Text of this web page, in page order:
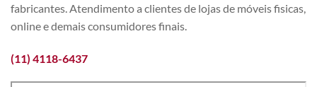
fabricantes. Atendimento a clientes de lojas de móveis fisicas,
online e demais consumidores finais.
(11) 4118-6437